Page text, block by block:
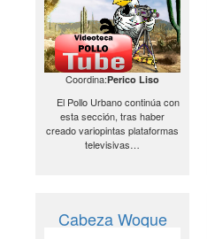
Coordina:Perico Liso
El Pollo Urbano continúa con
esta sección, tras haber
creado variopintas plataformas
televisivas…
Cabeza Woque